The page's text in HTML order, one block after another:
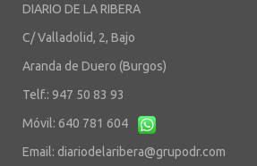
DIARIO DE LA RIBERA
C/ Valladolid, 2, Bajo
Aranda de Duero (Burgos)
Telf.: 947 50 83 93
Móvil: 640 781 604
Email: diariodelaribera@grupodr.com